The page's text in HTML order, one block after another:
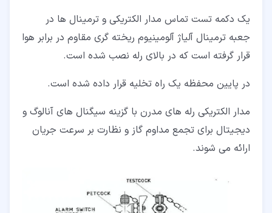
یک دکمه تست تماس مدار الکتریکی و ترمینال ها در
جعبه ترمینال آلیاژ آلومینیوم ریخته گری مقاوم در برابر هوا
قرار گرفته است که در بالای رله نصب شده است.
در پایین محفظه یک راه تخلیه قرار داده شده است.
مدار الکتریکی رله های مدرن با گزینه سیگنال های آنالوگ و
دیجیتال برای تجمع مداوم گاز و نظارت بر سرعت جریان
ارائه می شوند.